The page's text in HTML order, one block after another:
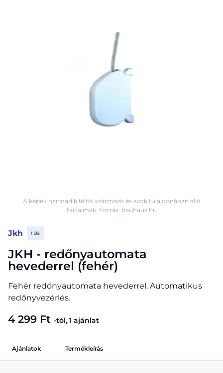
Jkh 1 DB
JKH - redőnyautomata
hevederrel (fehér)
Fehér redőnyautomata hevederrel. Automatikus
redőnyvezérlés.
4 299 Ft -tól, 1 ajánlat
A képek harmadik féltől származó és azok tulajdonában álló
tartalmak. Forrás: bauhaus.hu
Ajánlatok Termékleírás